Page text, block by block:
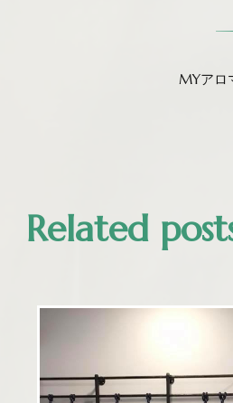
ビ
MYアロ
Related